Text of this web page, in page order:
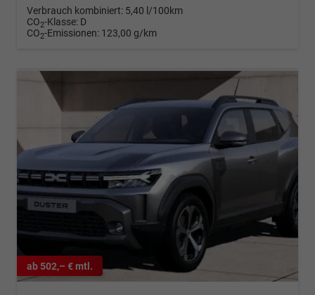
Verbrauch kombiniert: 5,40 l/100km
CO2-Klasse: D
CO2-Emissionen: 123,00 g/km
ab 502,– € mtl.